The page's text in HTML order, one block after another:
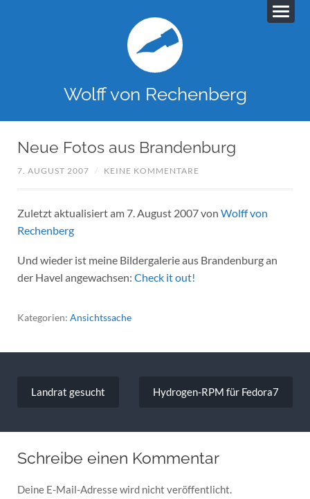
Wolff von Rechenberg
Neue Fotos aus Brandenburg
7. AUGUST 2007 / KEINE KOMMENTARE
Zuletzt aktualisiert am 7. August 2007 von Wolff von
Rechenberg
Und wieder ist meine Bildergalerie aus Brandenburg an
der Havel angewachsen: Check it out!
Kategorien: Ansichtssache
Landrat gesucht Hydrogen-RPM für Fedora7
Schreibe einen Kommentar
Deine E-Mail-Adresse wird nicht veröffentlicht.